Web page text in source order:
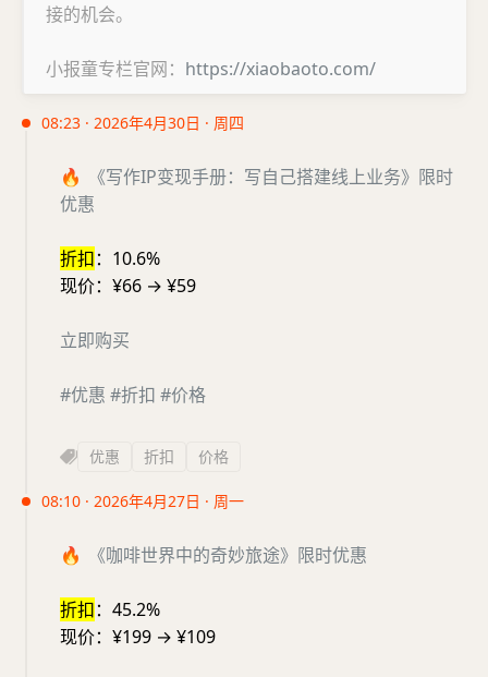
接的机会。
小报童专栏官网： https://xiaobaoto.com/
08:23 · 2026年4月30日 · 周四
🔥
《写作IP变现手册：写自己搭建线上业务》限时
优惠
折扣：10.6%
现价：¥66 → ¥59
立即购买
#优惠 #折扣 #价格
优惠 折扣 价格
08:10 · 2026年4月27日 · 周一
🔥 《咖啡世界中的奇妙旅途》限时优惠
折扣：45.2%
现价：¥199 → ¥109